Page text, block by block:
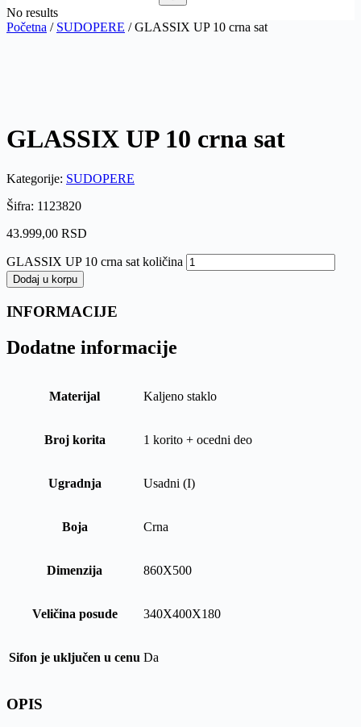
No results
Početna / SUDOPERE / GLASSIX UP 10 crna sat
GLASSIX UP 10 crna sat
Kategorije: SUDOPERE
Šifra: 1123820
43.999,00 RSD
GLASSIX UP 10 crna sat količina
Dodaj u korpu
INFORMACIJE
Dodatne informacije
Materijal Kaljeno staklo
Broj korita 1 korito + ocedni deo
Ugradnja Usadni (I)
Boja Crna
Dimenzija 860X500
Veličina posude 340X400X180
Sifon je uključen u cenu Da
OPIS